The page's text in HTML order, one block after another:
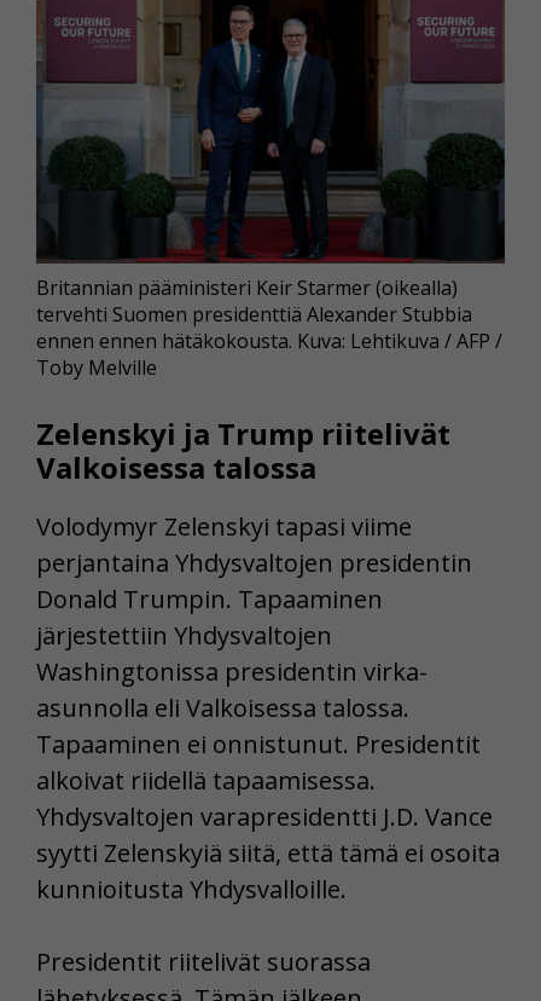
Britannian pääministeri Keir Starmer (oikealla)
tervehti Suomen presidenttiä Alexander Stubbia
ennen ennen hätäkokousta. Kuva: Lehtikuva / AFP /
Toby Melville
Zelenskyi ja Trump riitelivät
Valkoisessa talossa
Volodymyr Zelenskyi tapasi viime
perjantaina Yhdysvaltojen presidentin
Donald Trumpin. Tapaaminen
järjestettiin Yhdysvaltojen
Washingtonissa presidentin virka-
asunnolla eli Valkoisessa talossa.
Tapaaminen ei onnistunut. Presidentit
alkoivat riidellä tapaamisessa.
Yhdysvaltojen varapresidentti J.D. Vance
syytti Zelenskyiä siitä, että tämä ei osoita
kunnioitusta Yhdysvalloille.
Presidentit riitelivät suorassa